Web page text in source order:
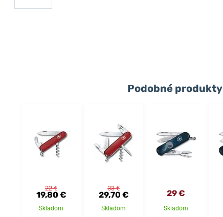
Podobné produkty
22 €
19,80 €
Skladom
33 €
29,70 €
Skladom
29 €
Skladom